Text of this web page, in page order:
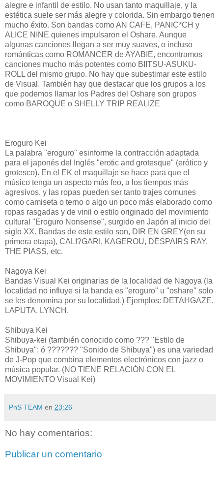
alegre e infantil de estilo. No usan tanto maquillaje, y la
estética suele ser más alegre y colorida. Sin embargo tienen
mucho éxito. Son bandas como AN CAFE, PANIC*CH y
ALICE NINE quienes impulsaron el Oshare. Aunque
algunas canciones llegan a ser muy suaves, o incluso
románticas como ROMANCER de AYABIE, encontramos
canciones mucho más potentes como BIITSU-ASUKU-
ROLL del mismo grupo. No hay que subestimar este estilo
de Visual. También hay que destacar que los grupos a los
que podemos llamar los Padres del Oshare son grupos
como BAROQUE o SHELLY TRIP REALIZE
Eroguro Kei
La palabra "eroguro" esinforme la contracción adaptada
para el japonés del Inglés "erotic and grotesque" (erótico y
grotesco). En el EK el maquillaje se hace para que el
músico tenga un aspecto más feo, a los tiempos más
agresivos, y las ropas pueden ser tanto trajes comunes
como camiseta o terno o algo un poco más elaborado como
ropas rasgadas y de vinil o estilo originado del movimiento
cultural "Eroguro Nonsense", surgido en Japón al inicio del
siglo XX. Bandas de este estilo son, DIR EN GREY(en su
primera etapa), CALI?GARI, KAGEROU, DÉSPAIRS RAY,
THE PIASS, etc.
Nagoya Kei
Bandas Visual Kei originarias de la localidad de Nagoya (la
localidad no influye si la banda es "eroguro" u "oshare" solo
se les denomina por su localidad.) Ejemplos: DETAHGAZE,
LAPUTA, LYNCH.
Shibuya Kei
Shibuya-kei (también conocido como ??? "Estilo de
Shibuya"; ó ??????? "Sonido de Shibuya") es una variedad
de J-Pop que combina elementos electrónicos con jazz o
música popular. (NO TIENE RELACIÓN CON EL
MOVIMIENTO Visual Kei)
PnS TEAM en 23:26
No hay comentarios:
Publicar un comentario